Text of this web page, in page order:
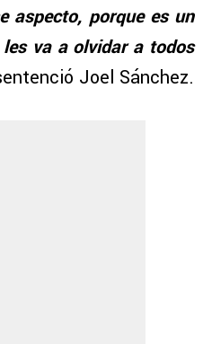
aspecto, porque es un
va a olvidar a todos
Joel Sánchez.